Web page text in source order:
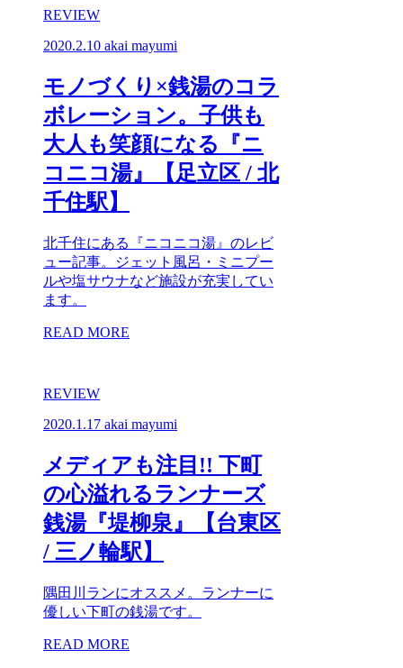
REVIEW
2020.2.10 akai mayumi
モノづくり×銭湯のコラ
ボレーション。子供も
大人も笑顔になる『ニ
コニコ湯』【足立区 / 北
千住駅】
北千住にある『ニコニコ湯』のレビ
ュー記事。ジェット風呂・ミニプー
ルや塩サウナなど施設が充実してい
ます。
READ MORE
REVIEW
2020.1.17 akai mayumi
メディアも注目!! 下町
の心溢れるランナーズ
銭湯『堤柳泉』【台東区
/ 三ノ輪駅】
隅田川ランにオススメ。ランナーに
優しい下町の銭湯です。
READ MORE